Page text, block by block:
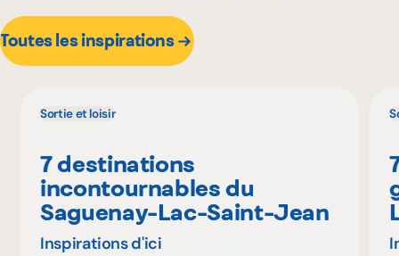
Toutes les inspirations
Sortie et loisir
7 destinations
incontournables du
Saguenay-Lac-Saint-Jean
Inspirations d'ici